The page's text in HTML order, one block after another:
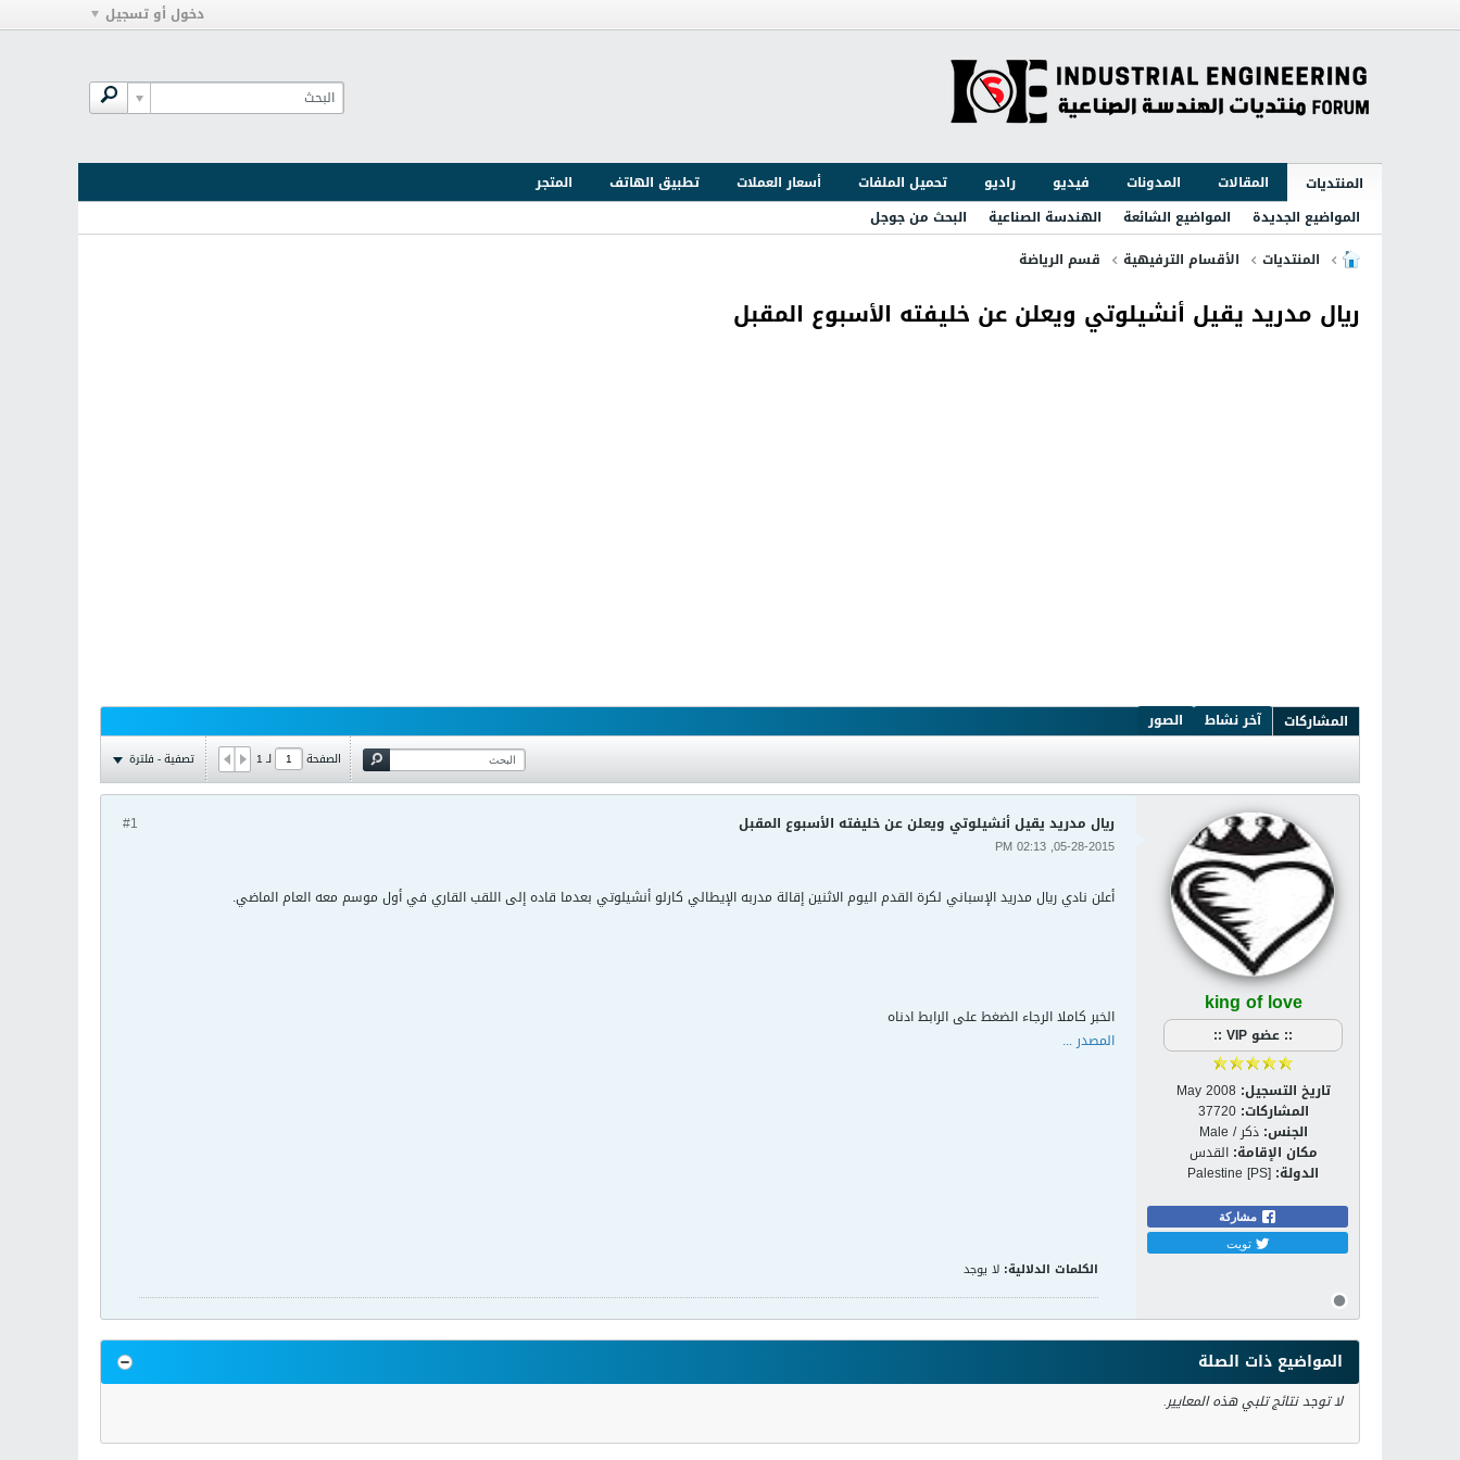
دخول أو تسجيل
المنتديات المقالات المدونات فيديو راديو تحميل الملفات أسعار العملات تطبيق الهاتف
المتجر
المواضيع الجديدة
المواضيع الشائعة الهندسة الصناعية
البحث من جوجل
المنتديات
الأقسام الترفيهية قسم الرياضة
ريال مدريد يقيل أنشيلوتي ويعلن عن خليفته الأسبوع المقبل
المشاركات آخر نشاط الصور
الصفحة لـ1 تصفية - فلترة
king of love
:: عضو VIP ::
تاريخ التسجيل: May 2008
المشاركات: 37720
الجنس: ذكر / Male
مكان الإقامة: القدس
الدولة: Palestine [PS]
مشاركة
تويت
#1 ريال مدريد يقيل أنشيلوتي ويعلن عن خليفته الأسبوع المقبل
05-28-2015, 02:13 PM
أعلن نادي ريال مدريد الإسباني لكرة القدم اليوم الاثنين إقالة مدربه الإيطالي كارلو أنشيلوتي بعدما قاده إلى اللقب القاري في أول موسم معه العام الماضي.
الخبر كاملا الرجاء الضغط على الرابط ادناه
المصدر ...
الكلمات الدلالية: لا يوجد
المواضيع ذات الصلة
لا توجد نتائج تلبي هذه المعايير.